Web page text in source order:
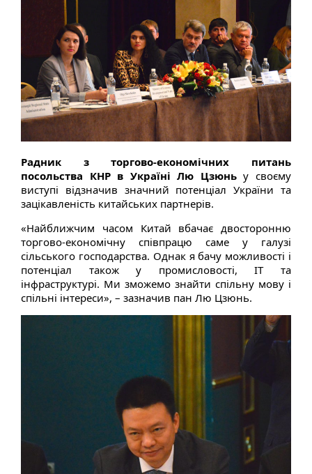
Радник з торгово-економічних питань
посольства КНР в Україні Лю Цзюньу своєму
виступі відзначив значний потенціал України та
зацікавленість китайських партнерів.
«Найближчим часом Китай вбачає двосторонню
торгово-економічну співпрацю саме у галузі
сільського господарства. Однак я бачу можливості і
потенціал також у промисловості, ІТ та
інфраструктурі. Ми зможемо знайти спільну мову і
спільні інтереси», – зазначив пан Лю Цзюнь.